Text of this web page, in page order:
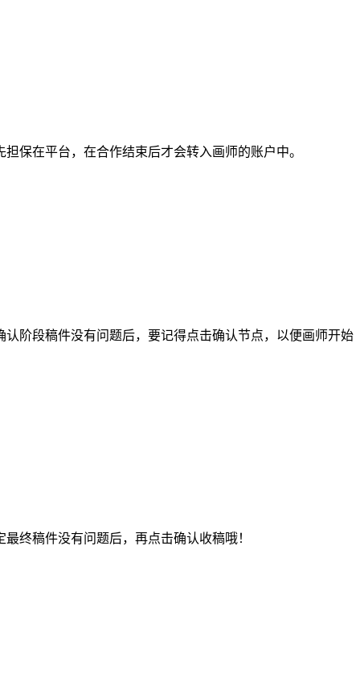
在平台，在合作结束后才会转入画师的账户中。
阶段稿件没有问题后，要记得点击确认节点，以便画师开始
稿件没有问题后，再点击确认收稿哦！